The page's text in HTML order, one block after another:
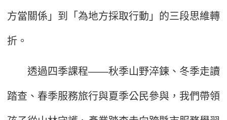
方當關係」到「為地方採取行動」的三段思維轉
折。
透過四季課程——秋季山野淬鍊、冬季走讀
踏查、春季服務旅行與夏季公民參與，我們帶領